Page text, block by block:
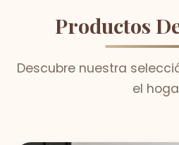
Productos
Descubre nuestra
el